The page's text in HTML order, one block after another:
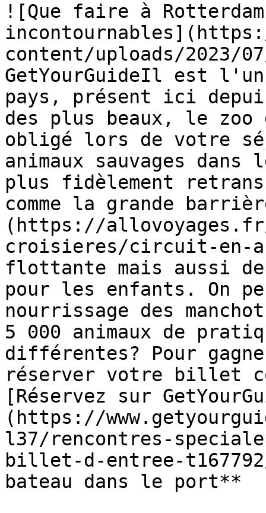
![Que faire à
content/uploads/2023/
GetYourGuideIl est
pays, présent ici
des plus beaux, le zoo
obligé lors de votre
animaux sauvages
plus fidèlement
comme la grande
(https://
croisieres/circuit-en-
flottante mais aussi de
pour les enfants. On
nourrissage des
5 000 animaux de
différentes? Pour
réserver votre billet
[Réservez sur
(https://
l37/rencontres-
billet-d-entree-
bateau dans le port**